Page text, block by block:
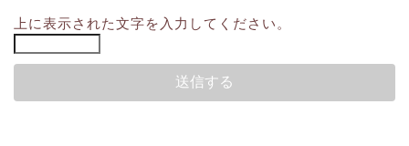
上に表示された文字を入力してください。